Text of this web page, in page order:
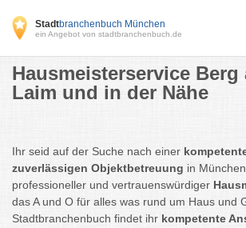
Stadtbranchenbuch München
ein Angebot von stadtbranchenbuch.de
Hausmeisterservice Berg
Laim und in der Nähe
Ihr seid auf der Suche nach einer
zuverlässigen Objektbetreuung in
professioneller und vertrauenswürdiger
das A und O für alles was rund um Haus und
Stadtbranchenbuch findet ihr kompetente